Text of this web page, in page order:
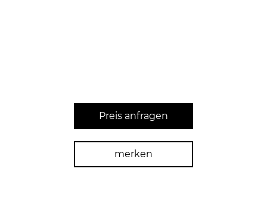
Preis anfragen
merken